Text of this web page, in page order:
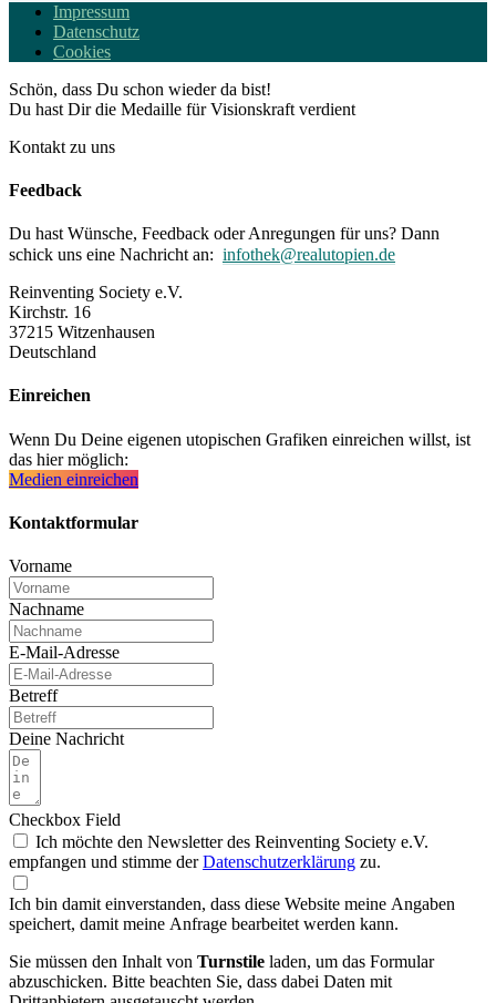
Impressum
Datenschutz
Cookies
Schön, dass Du schon wieder da bist!
Du hast Dir die Medaille für Visionskraft verdient
Kontakt zu uns
Feedback
Du hast Wünsche, Feedback oder Anregungen für uns? Dann
schick uns eine Nachricht an: infothek@realutopien.de
Reinventing Society e.V.
Kirchstr. 16
37215 Witzenhausen
Deutschland
Einreichen
Wenn Du Deine eigenen utopischen Grafiken einreichen willst, ist
das hier möglich:
Medien einreichen
Kontaktformular
Vorname
Nachname
E-Mail-Adresse
Betreff
Deine Nachricht
Checkbox Field
Ich möchte den Newsletter des Reinventing Society e.V.
empfangen und stimme derDaten­schutz­erklärung zu.
Ich bin damit einverstanden, dass diese Website meine Angaben
speichert, damit meine Anfrage bearbeitet werden kann.
Sie müssen den Inhalt von Turnstile laden, um das Formular
abzuschicken. Bitte beachten Sie, dass dabei Daten mit